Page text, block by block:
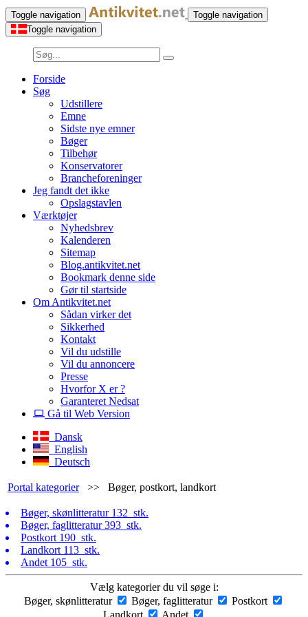
Toggle navigation
Toggle navigation
Toggle navigation
Forside
Søg
Udstillere
Emne
Sidste nye emner
Bøger
Tilbehør
Konservatorer
Brancheforeninger
Jeg fandt det ikke
Opslagstavlen
Værktøjer
Nyhedsbrev
Kalenderen
Sitemap
Blog.antikvitet.net
Bookmark denne side
Gør til startside
Om Antikvitet.net
Sådan virker det
Sikkerhed
Kontakt
Vil du udstille
Vil du annoncere
Presse
Hvorfor X er ?
Garanteret Nedsat
Gå til Web Version
Dansk
English
Deutsch
Portal kategorier >> Bøger, postkort, landkort
Bøger, skønlitteratur 132 stk.
Bøger, faglitteratur393 stk.
Postkort 190 stk.
Landkort 113 stk.
Andet 105 stk.
Vælg kategorier du vil søge i:
Bøger, skønlitteratur
Bøger, faglitteratur
Postkort
Landkort
Andet